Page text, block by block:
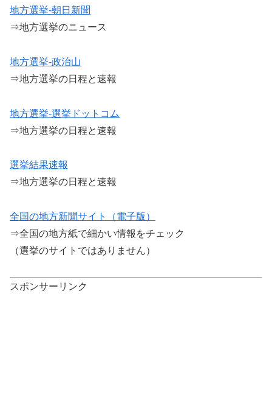
地方選挙-朝日新聞
⇒地方選挙のニュース
地方選挙-政治山
⇒地方選挙の日程と速報
地方選挙-選挙ドットコム
⇒地方選挙の日程と速報
選挙結果速報
⇒地方選挙の日程と速報
全国の地方新聞サイト（電子版）
⇒全国の地方紙で細かい情報をチェック
（選挙のサイトではありません）
スポンサーリンク